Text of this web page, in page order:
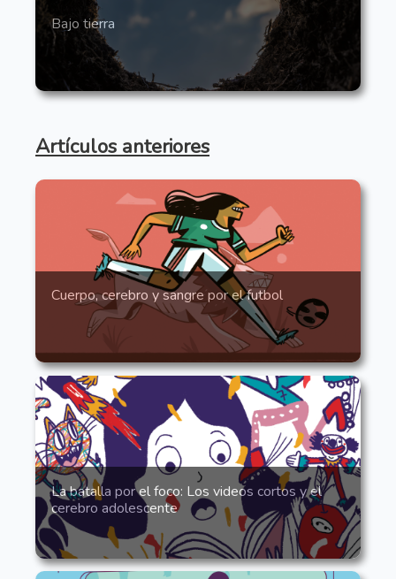
Bajo tierra
Artículos anteriores
Cuerpo, cerebro y sangre por el futbol
La batalla por el foco: Los videos cortos y el
cerebro adolescente